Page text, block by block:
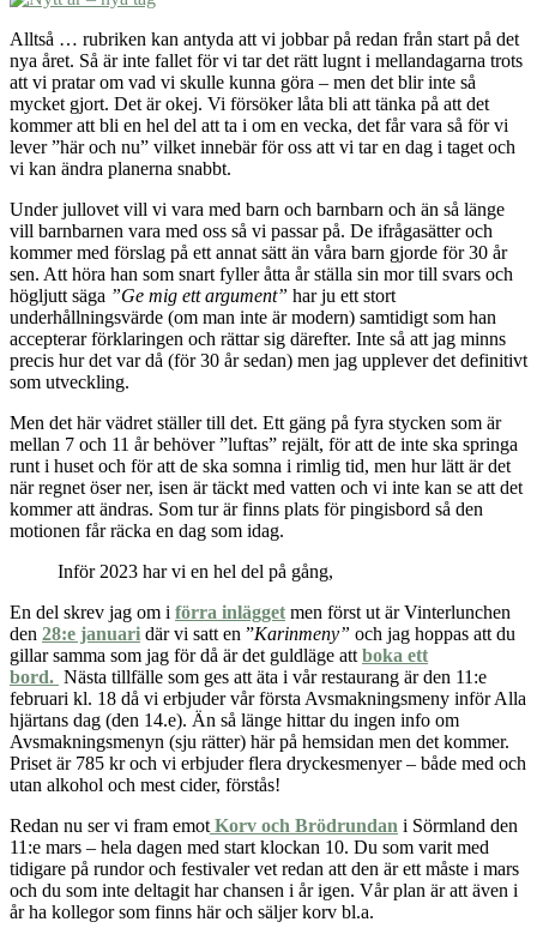
Alltså … rubriken kan antyda att vi jobbar på redan från start på det
nya året. Så är inte fallet för vi tar det rätt lugnt i mellandagarna trots
att vi pratar om vad vi skulle kunna göra – men det blir inte så
mycket gjort. Det är okej. Vi försöker låta bli att tänka på att det
kommer att bli en hel del att ta i om en vecka, det får vara så för vi
lever ”här och nu” vilket innebär för oss att vi tar en dag i taget och
vi kan ändra planerna snabbt.
Under jullovet vill vi vara med barn och barnbarn och än så länge
vill barnbarnen vara med oss så vi passar på. De ifrågasätter och
kommer med förslag på ett annat sätt än våra barn gjorde för 30 år
sen. Att höra han som snart fyller åtta år ställa sin mor till svars och
högljutt säga ”Ge mig ett argument” har ju ett stort
underhållningsvärde (om man inte är modern) samtidigt som han
accepterar förklaringen och rättar sig därefter. Inte så att jag minns
precis hur det var då (för 30 år sedan) men jag upplever det definitivt
som utveckling.
Men det här vädret ställer till det. Ett gäng på fyra stycken som är
mellan 7 och 11 år behöver ”luftas” rejält, för att de inte ska springa
runt i huset och för att de ska somna i rimlig tid, men hur lätt är det
när regnet öser ner, isen är täckt med vatten och vi inte kan se att det
kommer att ändras. Som tur är finns plats för pingisbord så den
motionen får räcka en dag som idag.
Inför 2023 har vi en hel del på gång,
En del skrev jag om i förra inlägget men först ut är Vinterlunchen
den 28:e januari där vi satt en ”Karinmeny” och jag hoppas att du
gillar samma som jag för då är det guldläge att boka ett
bord. Nästa tillfälle som ges att äta i vår restaurang är den 11:e
februari kl. 18 då vi erbjuder vår första Avsmakningsmeny inför Alla
hjärtans dag (den 14.e). Än så länge hittar du ingen info om
Avsmakningsmenyn (sju rätter) här på hemsidan men det kommer.
Priset är 785 kr och vi erbjuder flera dryckesmenyer – både med och
utan alkohol och mest cider, förstås!
Redan nu ser vi fram emot Korv och Brödrundan i Sörmland den
11:e mars – hela dagen med start klockan 10. Du som varit med
tidigare på rundor och festivaler vet redan att den är ett måste i mars
och du som inte deltagit har chansen i år igen. Vår plan är att även i
år ha kollegor som finns här och säljer korv bl.a.